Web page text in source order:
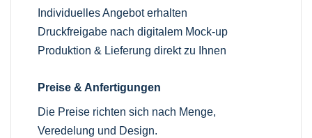
Individuelles Angebot erhalten
Druckfreigabe nach digitalem Mock-up
Produktion & Lieferung direkt zu Ihnen
Preise & Anfertigungen
Die Preise richten sich nach Menge,
Veredelung und Design.